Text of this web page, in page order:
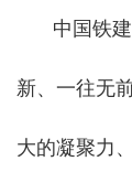
中国铁
新、一往无
大的凝聚力